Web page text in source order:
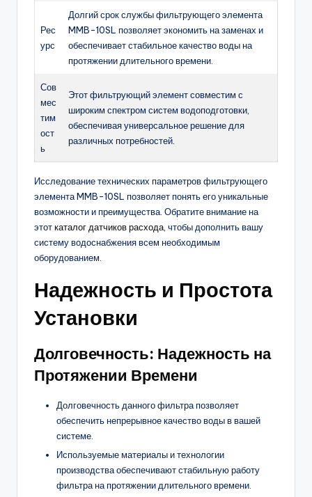
Рес
урс
Долгий срок службы фильтрующего элемента
MMB-10SL позволяет экономить на заменах и
обеспечивает стабильное качество воды на
протяжении длительного времени.
Сов
мес
тим
ост
ь
Этот фильтрующий элемент совместим с
широким спектром систем водоподготовки,
обеспечивая универсальное решение для
различных потребностей.
Исследование технических параметров фильтрующего
элемента MMB-10SL позволяет понять его уникальные
возможности и преимущества. Обратите внимание на
этоткаталог датчиков расхода , чтобы дополнить вашу
систему водоснабжения всем необходимым
оборудованием.
Надежность и Простота
Установки
Долговечность: Надежность на
Протяжении Времени
Долговечность данного фильтра позволяет
обеспечить непрерывное качество воды в вашей
системе.
Используемые материалы и технологии
производства обеспечивают стабильную работу
фильтра на протяжении длительного времени.